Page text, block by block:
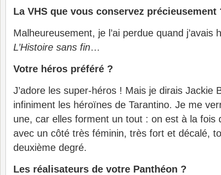
La VHS que vous conservez précieusement
Malheureusement, je l’ai perdue quand j’avais
L’Histoire sans fin…
Votre héros préféré ?
J’adore les super-héros ! Mais je dirais Jackie
infiniment les héroïnes de Tarantino. Je me
une, car elles forment un tout : on est à la fois
avec un côté très féminin, très fort et décalé,
deuxième degré.
Les réalisateurs de votre Panthéon ?